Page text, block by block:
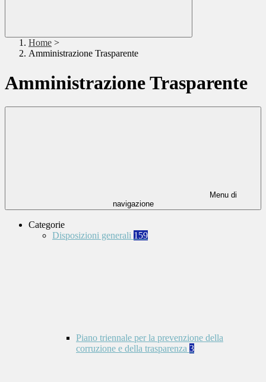
Home >
Amministrazione Trasparente
Amministrazione Trasparente
Menu di
navigazione
Categorie
Disposizioni generali 159
Piano triennale per la prevenzione della
corruzione e della trasparenza 3